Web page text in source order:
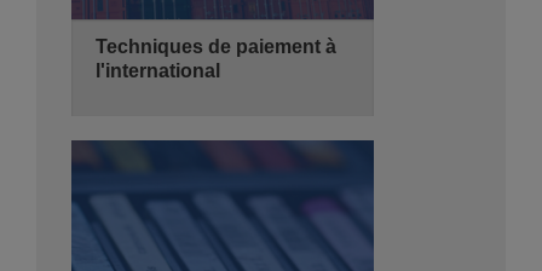
Techniques de paiement à
l'international
de 08:30 - 14:00
Hyatt Regency Algiers